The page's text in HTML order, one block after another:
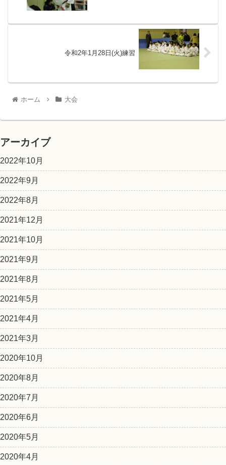
令和2年1月28日(火)練習
ホーム 大会
アーカイブ
2022年10月
2022年9月
2022年8月
2021年12月
2021年10月
2021年9月
2021年8月
2021年5月
2021年4月
2021年3月
2020年10月
2020年8月
2020年7月
2020年6月
2020年5月
2020年4月